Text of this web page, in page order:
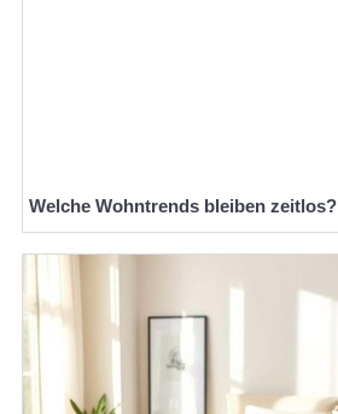
Welche Wohntrends bleiben zeitlos?